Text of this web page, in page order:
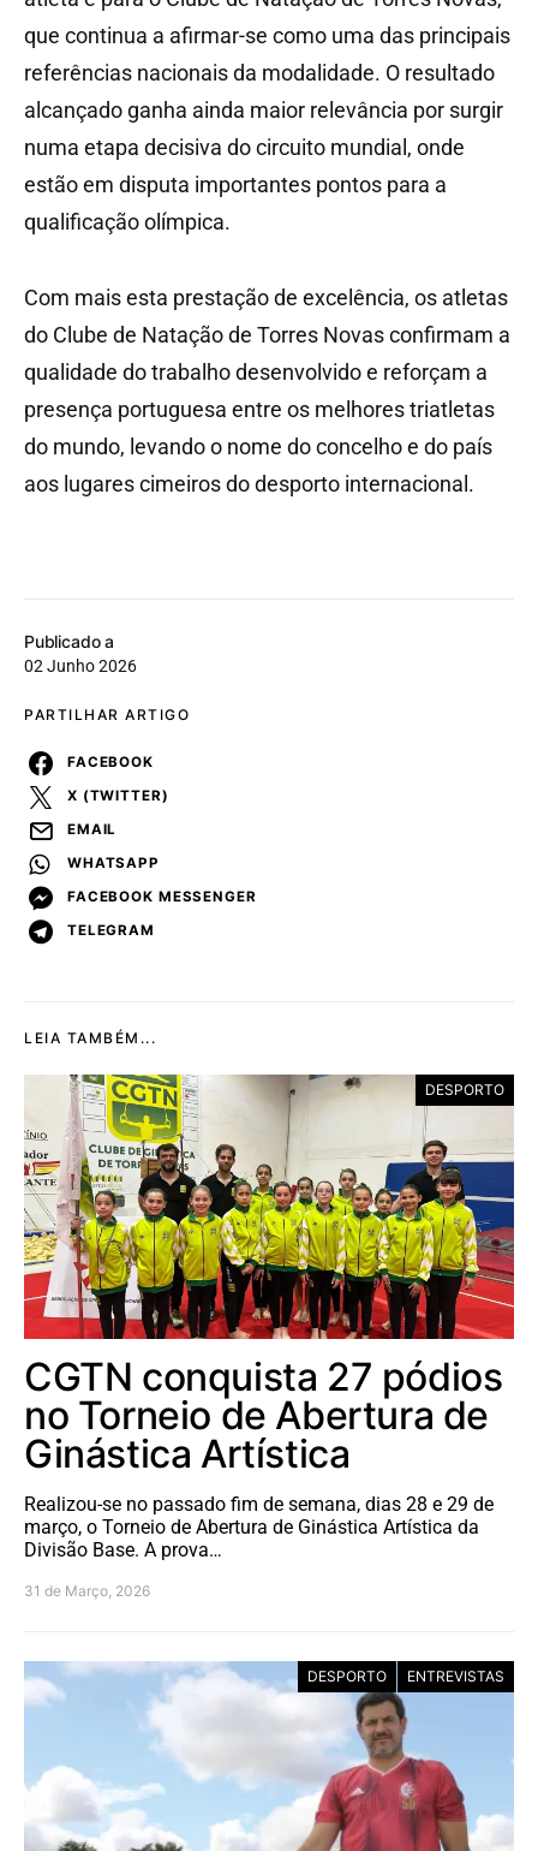
Publicado a
02 Junho 2026
PARTILHAR ARTIGO
FACEBOOK
X (TWITTER)
EMAIL
WHATSAPP
FACEBOOK MESSENGER
TELEGRAM
que continua a afirmar-se como uma das principais
referências nacionais da modalidade. O resultado
alcançado ganha ainda maior relevância por surgir
numa etapa decisiva do circuito mundial, onde
estão em disputa importantes pontos para a
qualificação olímpica.
Com mais esta prestação de excelência, os atletas
do Clube de Natação de Torres Novas confirmam a
qualidade do trabalho desenvolvido e reforçam a
presença portuguesa entre os melhores triatletas
do mundo, levando o nome do concelho e do país
aos lugares cimeiros do desporto internacional.
LEIA TAMBÉM...
DESPORTO
CGTN conquista 27 pódios
no Torneio de Abertura de
Ginástica Artística
Realizou-se no passado fim de semana, dias 28 e 29 de
março, o Torneio de Abertura de Ginástica Artística da
Divisão Base. A prova…
31 de Março, 2026
DESPORTO ENTREVISTAS